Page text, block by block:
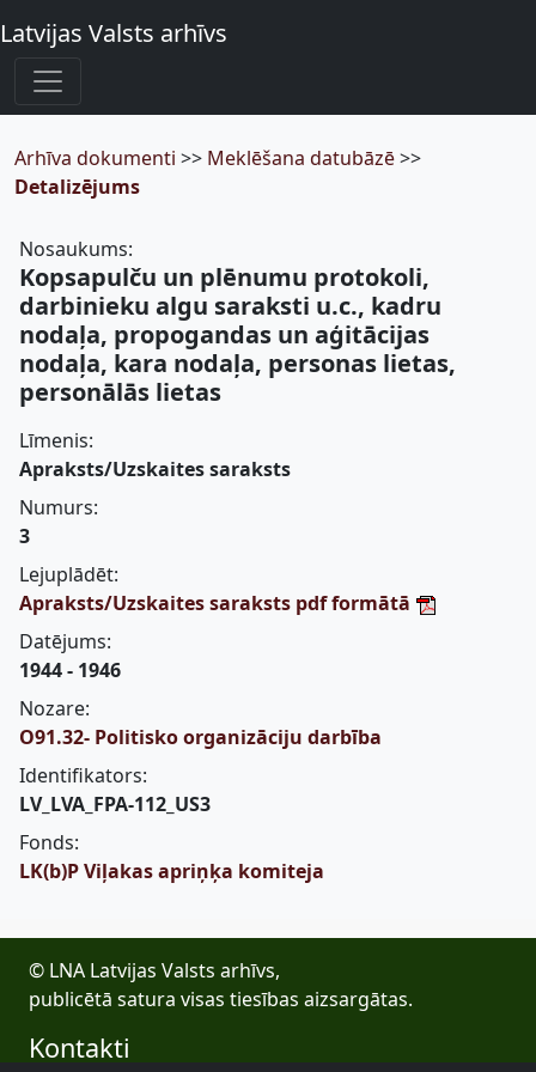
Latvijas Valsts arhīvs
Arhīva dokumenti >> Meklēšana datubāzē>>
Detalizējums
Nosaukums:
Kopsapulču un plēnumu protokoli,
darbinieku algu saraksti u.c., kadru
nodaļa, propogandas un aģitācijas
nodaļa, kara nodaļa, personas lietas,
personālās lietas
Līmenis:
Apraksts/Uzskaites saraksts
Numurs:
3
Lejuplādēt:
Apraksts/Uzskaites saraksts pdf formātā
Datējums:
1944 - 1946
Nozare:
O91.32- Politisko organizāciju darbība
Identifikators:
LV_LVA_FPA-112_US3
Fonds:
LK(b)P Viļakas apriņķa komiteja
© LNA Latvijas Valsts arhīvs,
publicētā satura visas tiesības aizsargātas.
Kontakti